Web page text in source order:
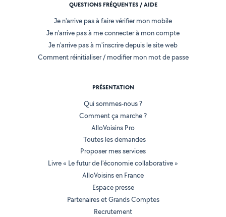
QUESTIONS FRÉQUENTES / AIDE
Je n'arrive pas à faire vérifier mon mobile
Je n'arrive pas à me connecter à mon compte
Je n'arrive pas à m'inscrire depuis le site web
Comment réinitialiser / modifier mon mot de passe
PRÉSENTATION
Qui sommes-nous ?
Comment ça marche ?
AlloVoisins Pro
Toutes les demandes
Proposer mes services
Livre « Le futur de l'économie collaborative »
AlloVoisins en France
Espace presse
Partenaires et Grands Comptes
Recrutement